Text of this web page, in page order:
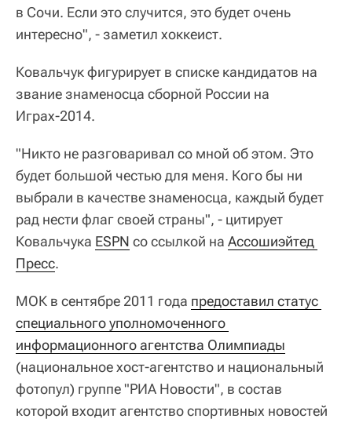
в Сочи. Если это случится, это будет очень
интересно", - заметил хоккеист.
Ковальчук фигурирует в списке кандидатов на
звание знаменосца сборной России на
Играх-2014.
"Никто не разговаривал со мной об этом. Это
будет большой честью для меня. Кого бы ни
выбрали в качестве знаменосца, каждый будет
рад нести флаг своей страны", - цитирует
Ковальчука ESPN со ссылкой на Ассошиэйтед
Пресс.
МОК в сентябре 2011 года предоставил статус
специального уполномоченного
информационного агентства Олимпиады
(национальное хост-агентство и национальный
фотопул) группе "РИА Новости", в состав
которой входит агентство спортивных новостей